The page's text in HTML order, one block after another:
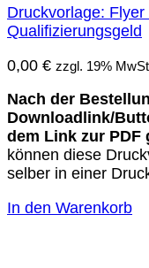
Druckvorlage:
Qualifizierungsgeld
0,00 € zzgl. 19%
Nach der
Downloadlink/
dem Link zur PDF
können diese
selber in einer
In den Warenkorb